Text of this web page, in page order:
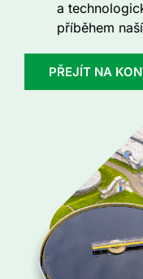
a
příběhem
PŘEJÍT NA